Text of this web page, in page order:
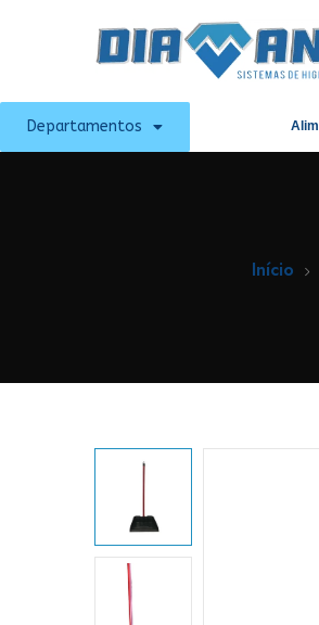
Departamentos
Início